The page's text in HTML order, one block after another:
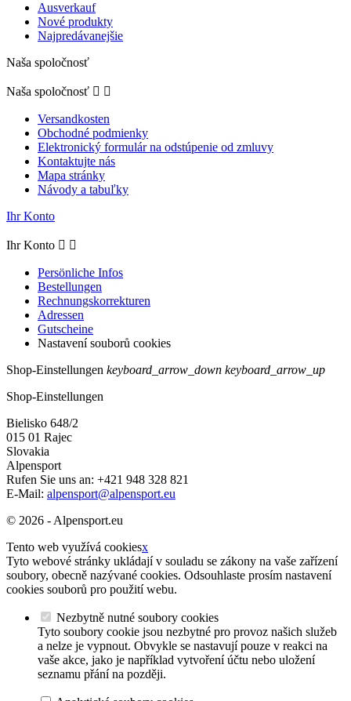
Ausverkauf
Nové produkty
Najpredávanejšie
Naša spoločnosť
Naša spoločnosť  
Versandkosten
Obchodné podmienky
Elektronický formulár na odstúpenie od zmluvy
Kontaktujte nás
Mapa stránky
Návody a tabuľky
Ihr Konto
Ihr Konto  
Persönliche Infos
Bestellungen
Rechnungskorrekturen
Adressen
Gutscheine
Nastavení souborů cookies
Shop-Einstellungen keyboard_arrow_down keyboard_arrow_up
Shop-Einstellungen
Bielisko 648/2
015 01 Rajec
Slovakia
Alpensport
Rufen Sie uns an: +421 948 328 821
E-Mail: alpensport@alpensport.eu
© 2026 - Alpensport.eu
Tento web využívá cookiesx
Tyto webové stránky ukládají v souladu se zákony na vaše zařízení
soubory, obecně nazývané cookies. Odsouhlaste prosím nastavení
cookies souborů pro použití webu.
Nezbytně nutné soubory cookies
Tyto soubory cookie jsou nezbytné pro provoz našich služeb
a nelze je vypnout. Obvykle se nastavují pouze v reakci na
vaše akce, jako je například vytvoření účtu nebo uložení
seznamu přání na později.